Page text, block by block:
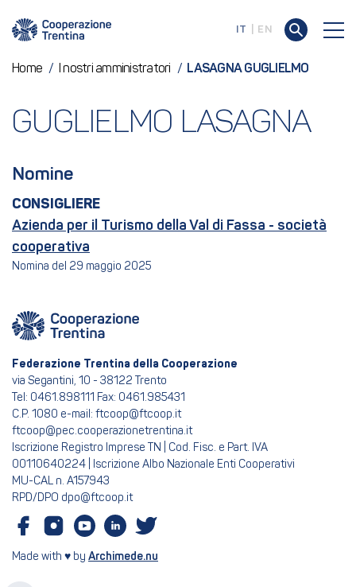
IT EN
Home / I nostri amministratori / LASAGNA GUGLIELMO
GUGLIELMO LASAGNA
Nomine
CONSIGLIERE
Azienda per il Turismo della Val di Fassa - società
cooperativa
Nomina del 29 maggio 2025
Federazione Trentina della Cooperazione
via Segantini, 10 - 38122 Trento
Tel: 0461.898111 Fax: 0461.985431
C.P. 1080 e-mail: ftcoop@ftcoop.it
ftcoop@pec.cooperazionetrentina.it
Iscrizione Registro Imprese TN | Cod. Fisc. e Part. IVA
00110640224 | Iscrizione Albo Nazionale Enti Cooperativi
MU-CAL n. A157943
RPD/DPO dpo@ftcoop.it
Made with ♥ by Archimede.nu